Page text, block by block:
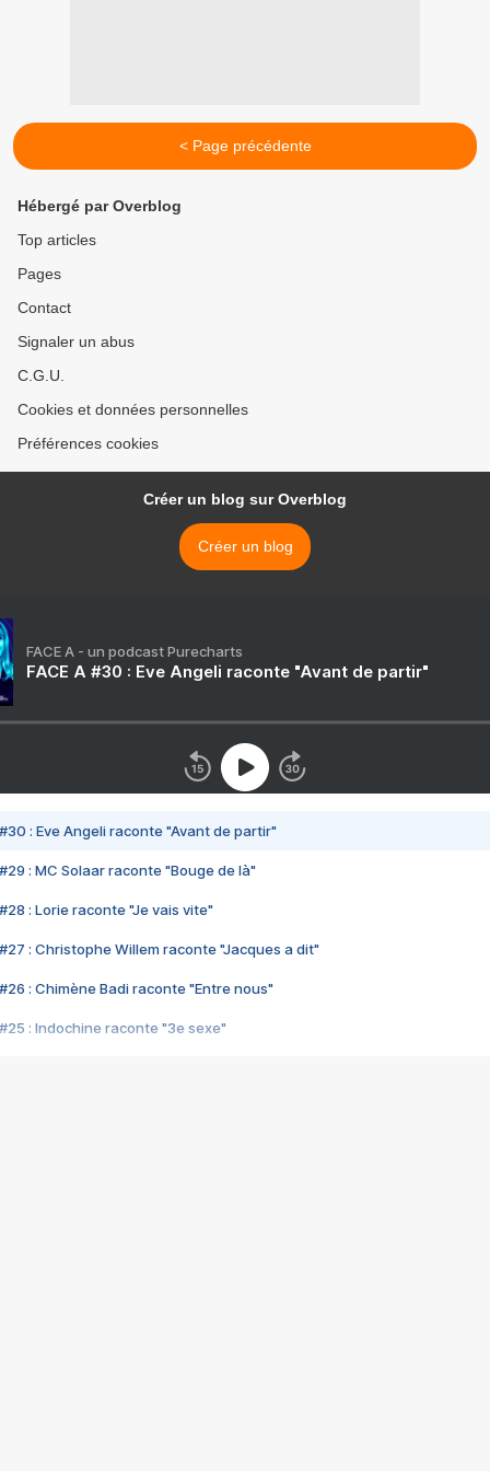
< Page précédente
Hébergé par Overblog
Top articles
Pages
Contact
Signaler un abus
C.G.U.
Cookies et données personnelles
Préférences cookies
Créer un blog sur Overblog
Créer un blog
FACE A - un podcast Purecharts
FACE A #30 : Eve Angeli raconte "Avant de partir"
#30 : Eve Angeli raconte "Avant de partir"
#29 : MC Solaar raconte "Bouge de là"
#28 : Lorie raconte "Je vais vite"
#27 : Christophe Willem raconte "Jacques a dit"
#26 : Chimène Badi raconte "Entre nous"
#25 : Indochine raconte "3e sexe"